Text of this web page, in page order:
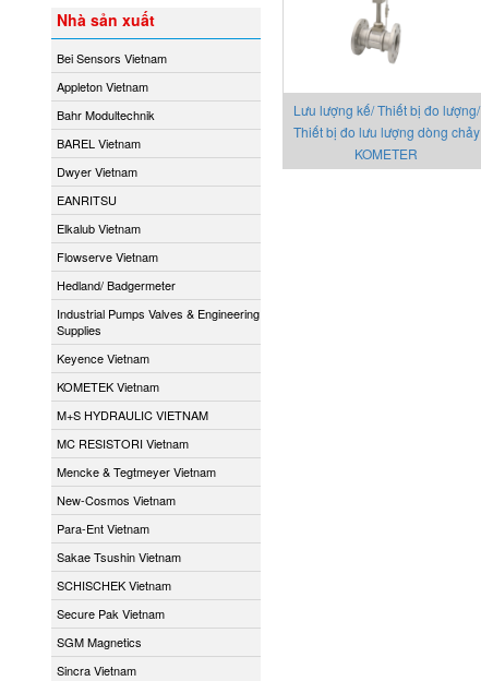
Nhà sản xuất
Bei Sensors Vietnam
Appleton Vietnam
Bahr Modultechnik
BAREL Vietnam
Dwyer Vietnam
EANRITSU
Elkalub Vietnam
Flowserve Vietnam
Hedland/ Badgermeter
Industrial Pumps Valves & Engineering
Supplies
Keyence Vietnam
KOMETEK Vietnam
M+S HYDRAULIC VIETNAM
MC RESISTORI Vietnam
Mencke & Tegtmeyer Vietnam
New-Cosmos Vietnam
Para-Ent Vietnam
Sakae Tsushin Vietnam
SCHISCHEK Vietnam
Secure Pak Vietnam
SGM Magnetics
Sincra Vietnam
Lưu lượng kế/ Thiết bị đo lượng/
Thiết bị đo lưu lượng dòng chảy
KOMETER